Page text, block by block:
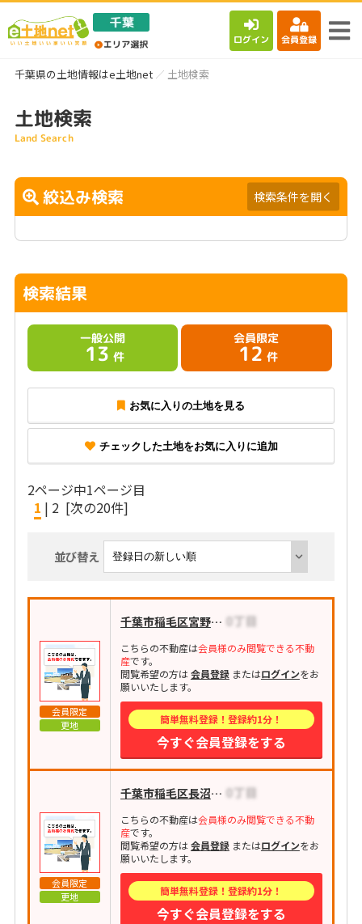
ログイン 会員登録
千葉県の土地情報はe土地net 土地検索
土地検索
Land Search
絞込み検索 検索条件を開く
検索結果
一般公開
13 件
会員限定
12 件
お気に入りの土地を見る
チェックした土地をお気に入りに追加
2ページ中1ページ目
1 | 2 [次の20件]
並び替え
会員限定
更地
千葉市稲毛区宮野木町
こちらの不動産は会員様のみ閲覧できる不動
産です。
閲覧希望の方は会員登録またはログインをお
願いいたします。
簡単無料登録！登録約1分！
今すぐ会員登録をする
会員限定
更地
千葉市稲毛区長沼原町
こちらの不動産は会員様のみ閲覧できる不動
産です。
閲覧希望の方は会員登録またはログインをお
願いいたします。
簡単無料登録！登録約1分！
今すぐ会員登録をする